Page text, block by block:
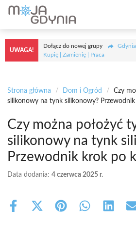
Przejdź
treści
UWAGA!
Dołącz do nowej grupy
Gdynia
Kupię | Zamienię | Praca
Strona główna / Dom i Ogród /
Czy
silikonowy na tynk silikonowy?
Czy można położyć
silikonowy na tynk
Przewodnik krok po
Data dodania: 4 czerwca 2025 r.
Share
Share Share Share Share